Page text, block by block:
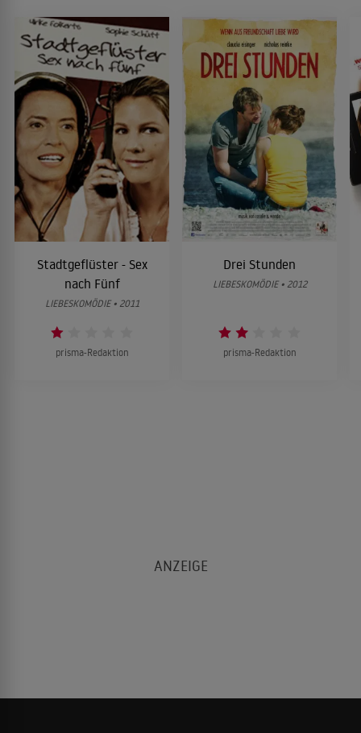
Stadtgeflüster - Sex
nach Fünf
LIEBESKOMÖDIE • 2011
prisma-Redaktion
Drei Stunden
LIEBESKOMÖDIE • 2012
prisma-Redaktion